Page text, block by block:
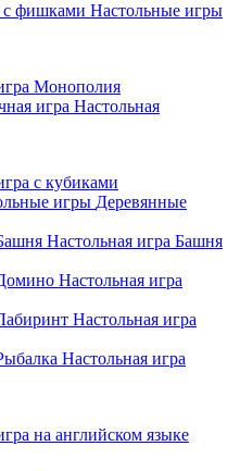
Настольные игры
Монополия
Настольная
с кубиками
Деревянные
Настольная игра Башня
Настольная игра
Настольная игра
Настольная игра
на английском языке